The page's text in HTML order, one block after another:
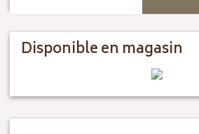
Disponible en magasin